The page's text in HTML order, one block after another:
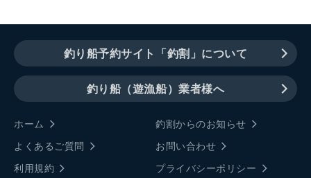
釣り船予約サイト「釣割」について
釣り船（遊漁船）業者様へ
ホーム
釣割からのお知らせ
よくあるご質問
お問い合わせ
利用規約
プライバシーポリシー